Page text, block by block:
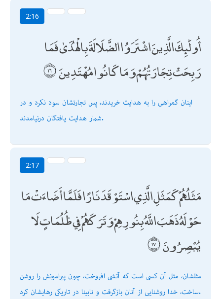
2:16
أُولَٰئِكَ الَّذِينَ اشْتَرَوُا الضَّلَالَةَ بِالْهُدَىٰ فَمَا
رَبِحَتْ تِجَارَتُهُمْ وَمَا كَانُوا مُهْتَدِينَ
اينان گمراهى را به هدايت خريدند، پس تجارتشان سود نكرد و در
شمار هدايت يافتگان درنيامدند.
2:17
مَثَلُهُمْ كَمَثَلِ الَّذِي اسْتَوْقَدَ نَارًا فَلَمَّا أَضَاءَتْ مَا
حَوْلَهُ ذَهَبَ اللَّهُ بِنُورِهِمْ وَتَرَكَهُمْ فِي ظُلُمَاتٍ لَا
يُبْصِرُونَ
مثلشان، مثل آن كسى است كه آتشى افروخت، چون پيرامونش را روشن
ساخت، خدا روشنايى از آنان بازگرفت و نابينا در تاريكى رهايشان كرد.